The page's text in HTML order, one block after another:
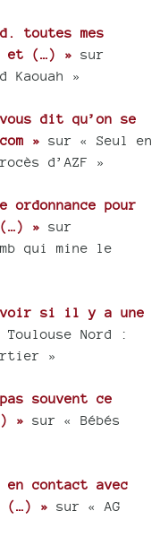
toutes mes
et (…) » sur
Kaouah »
dit qu’on se
» sur « Seul en
d’AZF »
ordonnance pour
(…) » sur
qui mine le
si il y a une
Nord :
»
souvent ce
» sur « Bébés
contact avec
(…) » sur « AG